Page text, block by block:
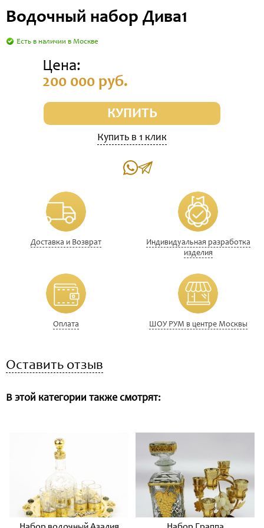
Водочный набор Дива1
Есть в наличии в Москве
Цена:
200 000 руб.
КУПИТЬ
Купить в 1 клик
Доставка и Возврат
Индивидуальная разработка
изделия
Оплата ШОУ РУМ в центре Москвы
Оставить отзыв
В этой категории также смотрят: